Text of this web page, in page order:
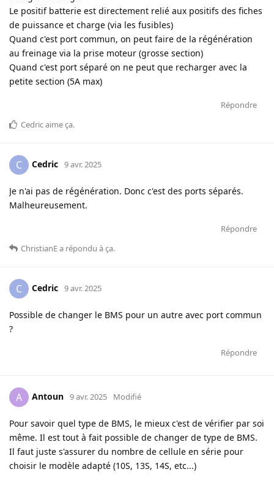
Le positif batterie est directement relié aux positifs des fiches
de puissance et charge (via les fusibles)
Quand c'est port commun, on peut faire de la régénération
au freinage via la prise moteur (grosse section)
Quand c'est port séparé on ne peut que recharger avec la
petite section (5A max)
Répondre
Cedricaime ça.
C Cedric 9 avr. 2025
Je n'ai pas de régénération. Donc c'est des ports séparés.
Malheureusement.
Répondre
ChristianEa répondu à ça.
C Cedric 9 avr. 2025
Possible de changer le BMS pour un autre avec port commun
?
Répondre
A Antoun 9 avr. 2025 Modifié
Pour savoir quel type de BMS, le mieux c'est de vérifier par soi
même. Il est tout à fait possible de changer de type de BMS.
Il faut juste s'assurer du nombre de cellule en série pour
choisir le modèle adapté (10S, 13S, 14S, etc...)